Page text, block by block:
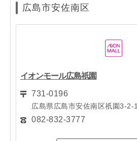
広島市安佐南区
イオンモール広島祇園
731-0196
広島県広島市安佐南区祇園3-2-1
082-832-3777